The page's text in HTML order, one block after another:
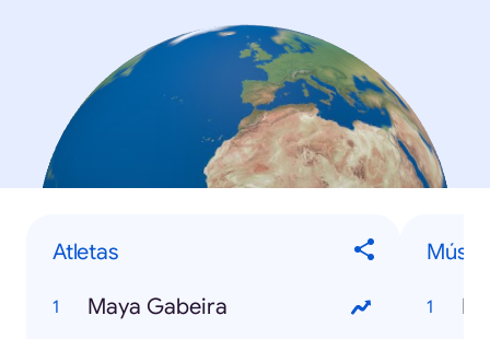
Atletas
Maya Gabeira